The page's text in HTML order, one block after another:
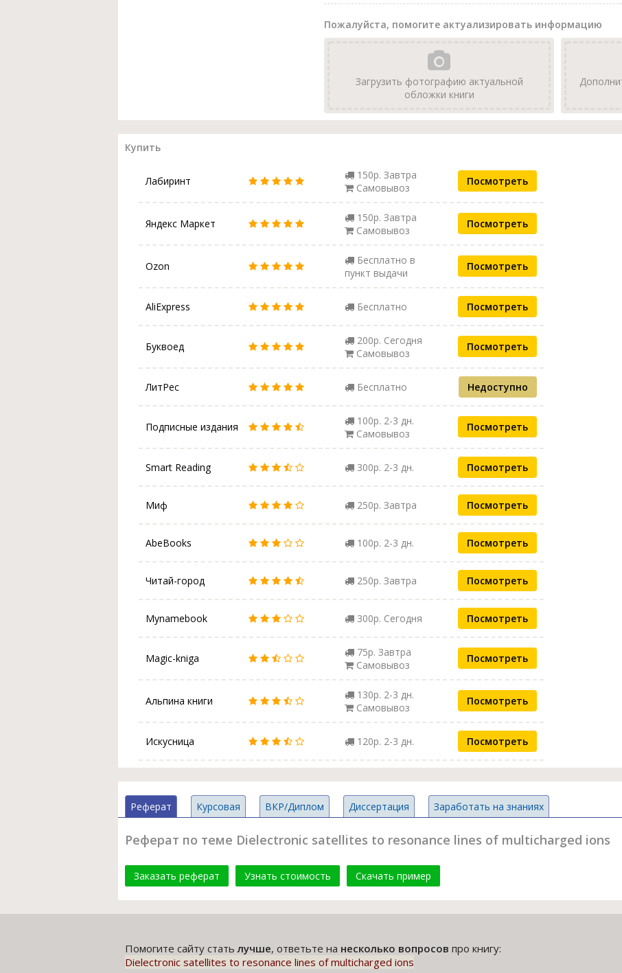
Пожалуйста, помогите актуализировать информацию
Загрузить фотографию актуальной
обложки книги
Купить
Лабиринт
150р. Завтра
Самовывоз
Посмотреть
Яндекс Маркет
150р. Завтра
Самовывоз
Посмотреть
Ozon
Бесплатно в
пункт выдачи
Посмотреть
AliExpress Бесплатно Посмотреть
Буквоед
200р. Сегодня
Самовывоз
Посмотреть
ЛитРес Бесплатно Недоступно
Подписные издания
100р. 2-3 дн.
Самовывоз
Посмотреть
Smart Reading 300р. 2-3 дн. Посмотреть
Миф 250р. Завтра Посмотреть
AbeBooks 100р. 2-3 дн. Посмотреть
Читай-город 250р. Завтра Посмотреть
Mynamebook 300р. Сегодня Посмотреть
Magic-kniga
75р. Завтра
Самовывоз
Посмотреть
Альпина книги
130р. 2-3 дн.
Самовывоз
Посмотреть
Искусница 120р. 2-3 дн. Посмотреть
Реферат Курсовая ВКР/Диплом Диссертация Заработать на знаниях
Реферат по теме Dielectronic satellites to resonance lines of multicharged ions
Заказать реферат Узнать стоимость Скачать пример
Помогите сайту статьлучше, ответьте на несколько вопросов про книгу:
Dielectronic satellites to resonance lines of multicharged ions